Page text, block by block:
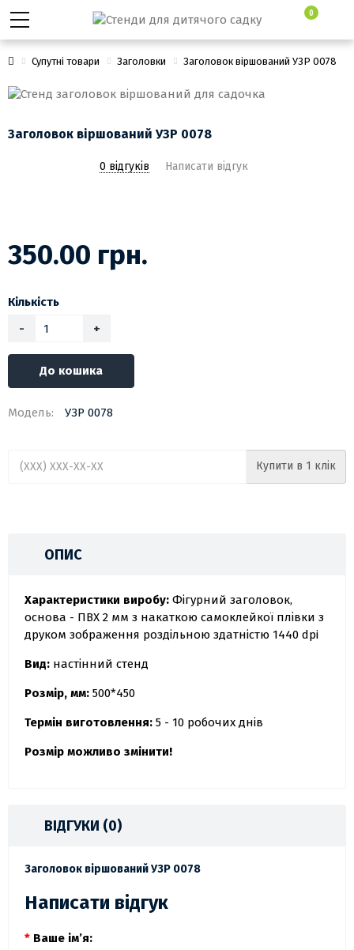
0
Супутні товари Заголовки Заголовок віршований УЗР 0078
Заголовок віршований УЗР 0078
0 відгуків Написати відгук
350.00 грн.
Кількість
-
+
До кошика
Модель: УЗР 0078
Купити в 1 клік
ОПИС
Характеристики виробу: Фігурний заголовок,
основа - ПВХ 2 мм з накаткою самоклейкої плівки з
друком зображення роздільною здатністю 1440 dpi
Вид: настінний стенд
Розмір, мм: 500*450
Термін виготовлення: 5 - 10 робочих днів
Розмір можливо змінити!
ВІДГУКИ (0)
Заголовок віршований УЗР 0078
Написати відгук
Ваше ім’я: